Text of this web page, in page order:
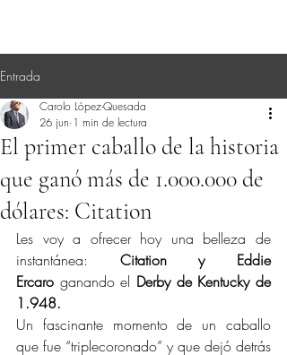
Entrada
El primer caballo de la historia
que ganó más de 1.000.000 de
dólares: Citation
Carolo López-Quesada
26 jun 1 min de lectura
Les voy a ofrecer hoy una belleza de
instantánea: Citation y Eddie
Ercaro ganando el Derby de Kentucky de
1.948.
Un fascinante momento de un caballo
que fue “triplecoronado” y que dejó detrás